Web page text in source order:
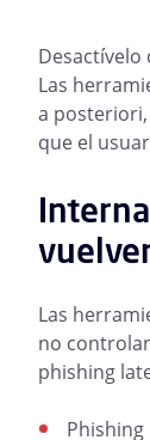
Desactívelo
Las
a
que el
Las
no
phishing